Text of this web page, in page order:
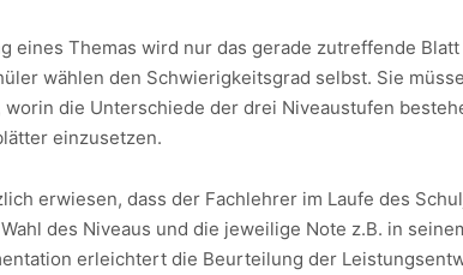
eines Themas wird nur das gerade zutreffende
wählen den Schwierigkeitsgrad selbst. Sie
die Unterschiede der drei Niveaustufen
einzusetzen.
erwiesen, dass der Fachlehrer im Laufe des
des Niveaus und die jeweilige Note z.B. in
erleichtert die Beurteilung der